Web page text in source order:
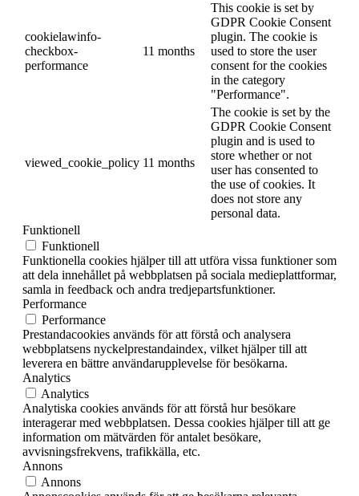
cookielawinfo-
checkbox-
performance
11 months
This cookie is set by
GDPR Cookie Consent
plugin. The cookie is
used to store the user
consent for the cookies
in the category
"Performance".
viewed_cookie_policy 11 months
The cookie is set by the
GDPR Cookie Consent
plugin and is used to
store whether or not
user has consented to
the use of cookies. It
does not store any
personal data.
Funktionell
Funktionell
Funktionella cookies hjälper till att utföra vissa funktioner som
att dela innehållet på webbplatsen på sociala medieplattformar,
samla in feedback och andra tredjepartsfunktioner.
Performance
Performance
Prestandacookies används för att förstå och analysera
webbplatsens nyckelprestandaindex, vilket hjälper till att
leverera en bättre användarupplevelse för besökarna.
Analytics
Analytics
Analytiska cookies används för att förstå hur besökare
interagerar med webbplatsen. Dessa cookies hjälper till att ge
information om mätvärden för antalet besökare,
avvisningsfrekvens, trafikkälla, etc.
Annons
Annons